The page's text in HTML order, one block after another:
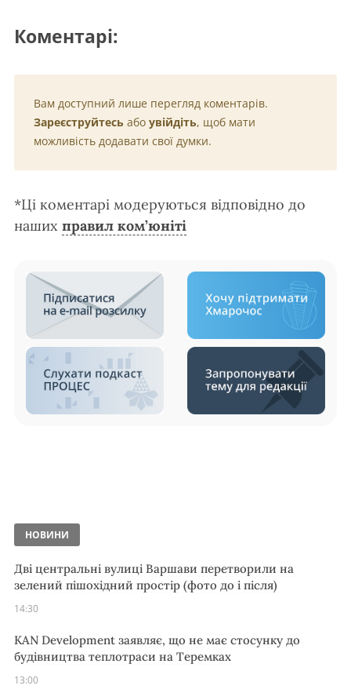
Коментарі:
Вам доступний лише перегляд коментарів.
Зареєструйтесь або увійдіть, щоб мати
можливість додавати свої думки.
*Ці коментарі модеруються відповідно до
наших правил ком’юніті
НОВИНИ
Дві центральні вулиці Варшави перетворили на
зелений пішохідний простір (фото до і після)
14:30
KAN Development заявляє, що не має стосунку до
будівництва теплотраси на Теремках
13:00